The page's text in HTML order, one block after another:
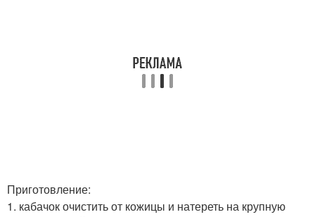
Приготовление:
1. кабачок очистить от кожицы и натереть на крупную